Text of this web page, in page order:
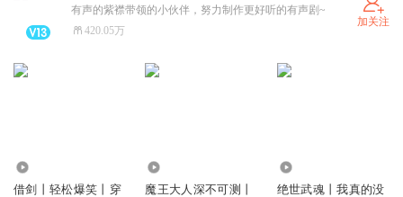
有声的紫襟带领的小伙伴，努力制作更好听的有声剧~
420.05万
加关注
借剑丨轻松爆笑丨穿
魔王大人深不可测丨
绝世武魂丨我真的没